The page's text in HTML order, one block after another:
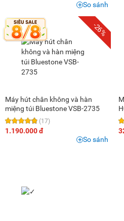
So sánh
-26%
Máy hút chân không và hàn
miệng túi Bluestone VSB-2735
(17)
1.190.000 đ
So sánh